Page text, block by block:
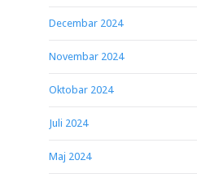
Decembar 2024
Novembar 2024
Oktobar 2024
Juli 2024
Maj 2024